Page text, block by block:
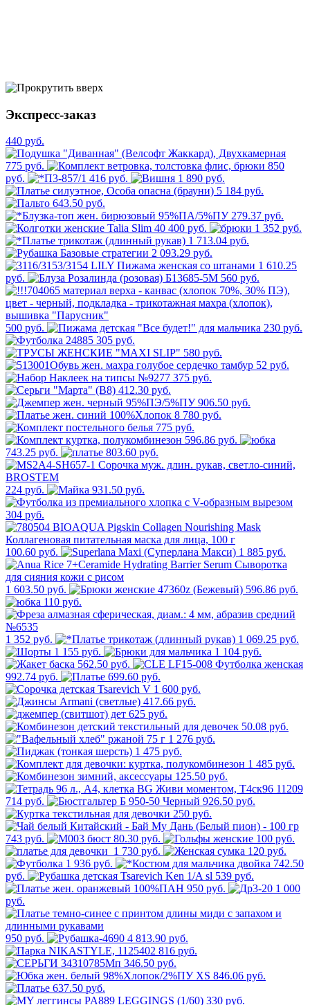
Экспресс-заказ
440 руб.
775 руб.
850
руб.
416 руб.
1 890 руб.
5 184 руб.
643.50 руб.
279.37 руб.
400 руб.
1 352 руб.
1 713.04 руб.
2 093.29 руб.
1 610.25
руб.
560 руб.
500 руб.
230 руб.
305 руб.
580 руб.
52 руб.
375 руб.
412.30 руб.
906.50 руб.
8 780 руб.
775 руб.
596.86 руб.
743.25 руб.
803.60 руб.
224 руб. 931.50 руб.
304 руб.
100.60 руб. 1 885 руб.
1 603.50 руб.
596.86 руб.
110 руб.
1 352 руб.
1 069.25 руб.
1 155 руб.
1 104 руб.
562.50 руб.
992.74 руб.
699.60 руб.
600 руб.
417.66 руб.
625 руб.
50.08 руб.
1 276 руб.
1 475 руб.
1 485 руб.
125.50 руб.
714 руб.
926.50 руб.
250 руб.
743 руб. 80.30 руб.
100 руб.
1 730 руб.
120 руб.
1 936 руб.
742.50
руб.
539 руб.
950 руб.
1 000
руб.
950 руб.
4 813.90 руб.
816 руб.
346.50 руб.
846.06 руб.
637.50 руб.
330 руб.